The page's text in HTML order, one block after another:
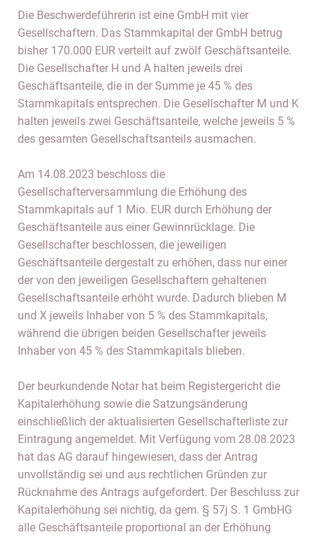
Die Beschwerdeführerin ist eine GmbH mit vier
Gesellschaftern. Das Stammkapital der GmbH betrug
bisher 170.000 EUR verteilt auf zwölf Geschäftsanteile.
Die Gesellschafter H und A halten jeweils drei
Geschäftsanteile, die in der Summe je 45 % des
Stammkapitals entsprechen. Die Gesellschafter M und K
halten jeweils zwei Geschäftsanteile, welche jeweils 5 %
des gesamten Gesellschaftsanteils ausmachen.
Am 14.08.2023 beschloss die
Gesellschafterversammlung die Erhöhung des
Stammkapitals auf 1 Mio. EUR durch Erhöhung der
Geschäftsanteile aus einer Gewinnrücklage. Die
Gesellschafter beschlossen, die jeweiligen
Geschäftsanteile dergestalt zu erhöhen, dass nur einer
der von den jeweiligen Gesellschaftern gehaltenen
Gesellschaftsanteile erhöht wurde. Dadurch blieben M
und X jeweils Inhaber von 5 % des Stammkapitals,
während die übrigen beiden Gesellschafter jeweils
Inhaber von 45 % des Stammkapitals blieben.
Der beurkundende Notar hat beim Registergericht die
Kapitalerhöhung sowie die Satzungsänderung
einschließlich der aktualisierten Gesellschafterliste zur
Eintragung angemeldet. Mit Verfügung vom 28.08.2023
hat das AG darauf hingewiesen, dass der Antrag
unvollständig sei und aus rechtlichen Gründen zur
Rücknahme des Antrags aufgefordert. Der Beschluss zur
Kapitalerhöhung sei nichtig, da gem. § 57j S. 1 GmbHG
alle Geschäftsanteile proportional an der Erhöhung